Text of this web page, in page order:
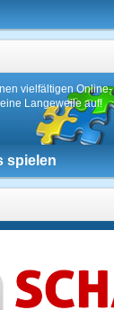
vielfältigen Online-
Langeweile auf!
spielen